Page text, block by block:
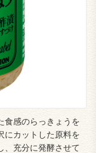
食感のらっきょうを
にカットした原料を
、充分に発酵させて